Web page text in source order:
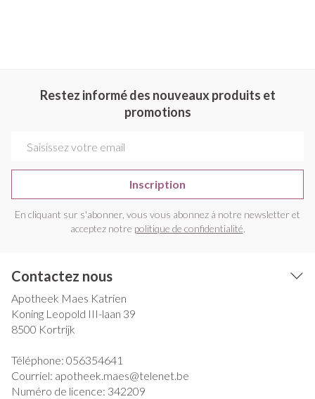
Restez informé des nouveaux produits et
promotions
Inscription
En cliquant sur s'abonner, vous vous abonnez à notre newsletter et
acceptez notre politique de confidentialité.
Contactez nous
Apotheek Maes Katrien
Koning Leopold III-laan 39
8500 Kortrijk
Téléphone: 056354641
Courriel: apotheek.maes@telenet.be
Numéro de licence: 342209